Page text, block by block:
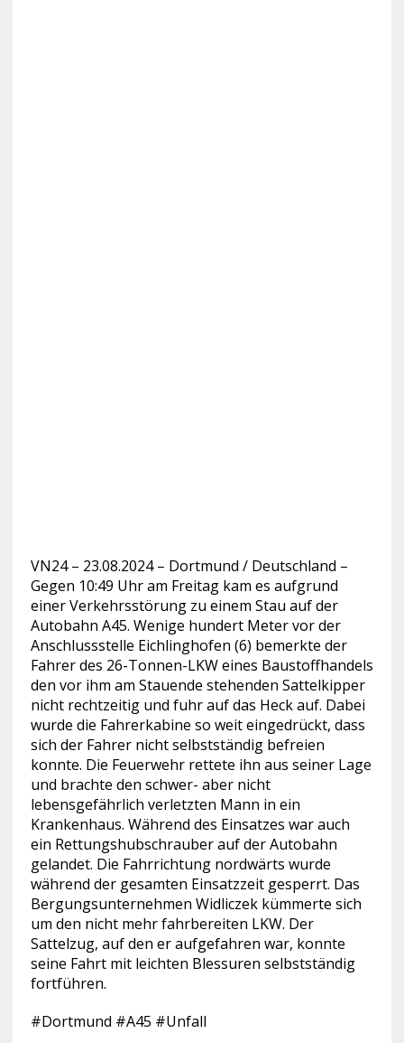
VN24 – 23.08.2024 – Dortmund / Deutschland –
Gegen 10:49 Uhr am Freitag kam es aufgrund
einer Verkehrsstörung zu einem Stau auf der
Autobahn A45. Wenige hundert Meter vor der
Anschlussstelle Eichlinghofen (6) bemerkte der
Fahrer des 26-Tonnen-LKW eines Baustoffhandels
den vor ihm am Stauende stehenden Sattelkipper
nicht rechtzeitig und fuhr auf das Heck auf. Dabei
wurde die Fahrerkabine so weit eingedrückt, dass
sich der Fahrer nicht selbstständig befreien
konnte. Die Feuerwehr rettete ihn aus seiner Lage
und brachte den schwer- aber nicht
lebensgefährlich verletzten Mann in ein
Krankenhaus. Während des Einsatzes war auch
ein Rettungshubschrauber auf der Autobahn
gelandet. Die Fahrrichtung nordwärts wurde
während der gesamten Einsatzzeit gesperrt. Das
Bergungsunternehmen Widliczek kümmerte sich
um den nicht mehr fahrbereiten LKW. Der
Sattelzug, auf den er aufgefahren war, konnte
seine Fahrt mit leichten Blessuren selbstständig
fortführen.
#Dortmund #A45 #Unfall